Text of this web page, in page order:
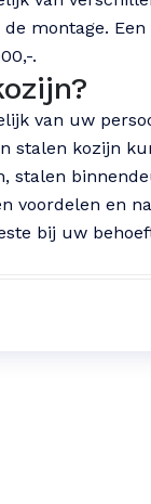
montage.
.
van uw
stalen kozijn
stalen
voordelen en
bij uw